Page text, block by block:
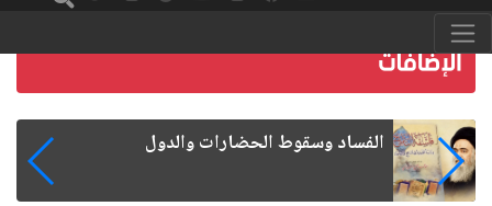
رواتب الموظفين على صفيح ساخن